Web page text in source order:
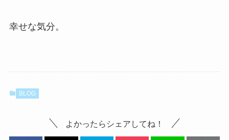
幸せな気分。
BLOG
よかったらシェアしてね！